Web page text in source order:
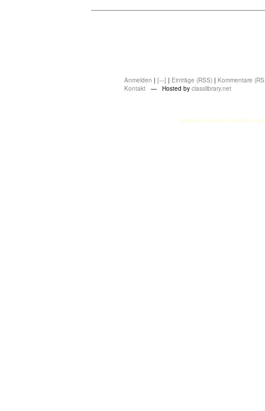
Anmelden | [---] | Einträge (RSS) | Kommentare
Kontakt — Hosted by classlibrary.net
atasehir escort atasehir